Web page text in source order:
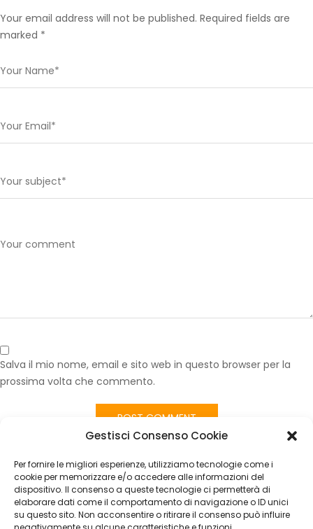
Gestisci Consenso Cookie
Per fornire le migliori esperienze, utilizziamo tecnologie come i
cookie per memorizzare e/o accedere alle informazioni del
dispositivo. Il consenso a queste tecnologie ci permetterà di
elaborare dati come il comportamento di navigazione o ID unici
su questo sito. Non acconsentire o ritirare il consenso può influire
Your email address will not be published. Required fields are
marked *
Salva il mio nome, email e sito web in questo browser per la
prossima volta che commento.
Tessuto Tappezzeria Auto Mercedes Giallo Senape
CATEGORIES
Nessuna categoria